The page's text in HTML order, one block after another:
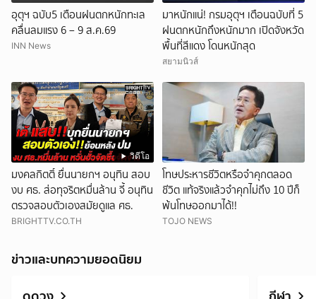
อุตุฯ ฉบับ5 เตือนฝนตกหนักทะเล
คลื่นลมแรง 6 – 9 ส.ค.69
INN News
มาหนักแน่! กรมอุตุฯ เตือนฉบับที่ 5
ฝนตกหนักถึงหนักมาก เปิดจังหวัด
พื้นที่สีแดง โดนหนักสุด
สยามนิวส์
วิดีโอ
มงคลกิตติ์ ยื่นนายกฯ อนุทิน สอบ
งบ ศธ. ส่อทุจริตหมื่นล้าน จี้ อนุทิน
ตรวจสอบตัวเองสมัยดูแล ศธ.
BRIGHTTV.CO.TH
โทษประหารชีวิตหรือจำคุกตลอด
ชีวิต แท้จริงแล้วจำคุกไม่ถึง 10 ปีก็
พ้นโทษออกมาได้!!
TOJO NEWS
ข่าวและบทความยอดนิยม